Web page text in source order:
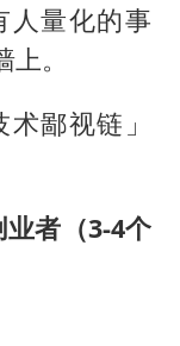
人量化的事
。
鄙视链」
者（3-4个